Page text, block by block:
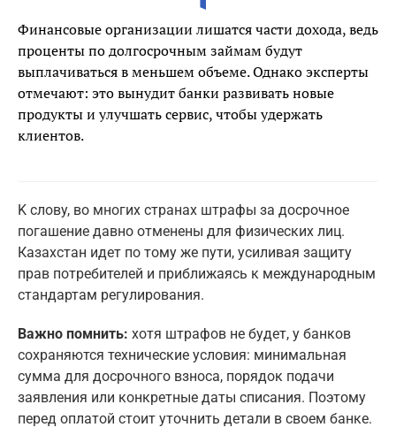
Финансовые организации лишатся части дохода, ведь
проценты по долгосрочным займам будут
выплачиваться в меньшем объеме. Однако эксперты
отмечают: это вынудит банки развивать новые
продукты и улучшать сервис, чтобы удержать
клиентов.
K слову, во многих странах штрафы за досрочное
погашение давно отменены для физических лиц.
Казахстан идет по тому же пути, усиливая защиту
прав потребителей и приближаясь к международным
стандартам регулирования.
Важно помнить: хотя штрафов не будет, у банков
сохраняются технические условия: минимальная
сумма для досрочного взноса, порядок подачи
заявления или конкретные даты списания. Поэтому
перед оплатой стоит уточнить детали в своем банке.